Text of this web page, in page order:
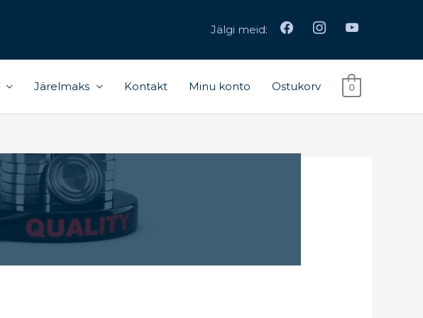
Jälgi meid: facebookinstagramyoutube
Järelmaks Kontakt Minu konto Ostukorv 0